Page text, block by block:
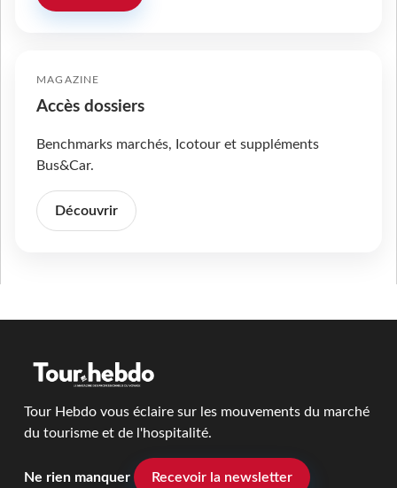
MAGAZINE
Accès dossiers
Benchmarks marchés, Icotour et suppléments
Bus&Car.
Découvrir
Tour Hebdo vous éclaire sur les mouvements du marché
du tourisme et de l'hospitalité.
Ne rien manquer Recevoir la newsletter